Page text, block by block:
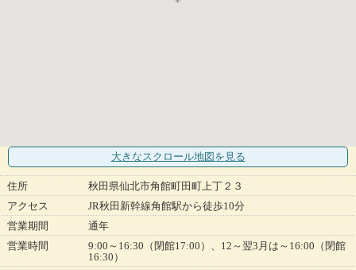
大きなスクロール地図 を見る
住所
秋田県仙北市角館町田町上丁２３
アクセス
JR秋田新幹線角館駅から徒歩10分
営業期間
通年
営業時間
9:00～16:30（閉館17:00）、12～翌3月は～16:00（閉館
16:30）